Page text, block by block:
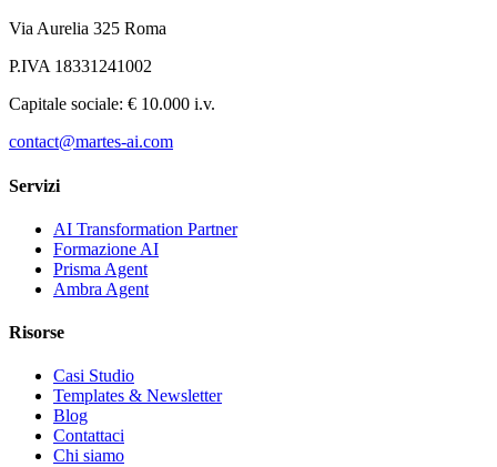
Via Aurelia 325 Roma
P.IVA 18331241002
Capitale sociale: € 10.000 i.v.
contact@martes-ai.com
Servizi
AI Transformation Partner
Formazione AI
Prisma Agent
Ambra Agent
Risorse
Casi Studio
Templates & Newsletter
Blog
Contattaci
Chi siamo